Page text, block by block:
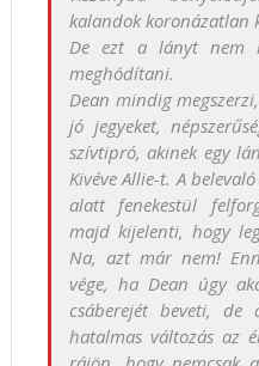
kalandok koronázatlan
De ezt a lányt nem
meghódítani.
Dean mindig
jó jegyeket,
szívtipró, akinek egy
Kivéve Allie-t. A
alatt fenekestül
majd kijelenti, hogy
Na, azt már nem!
vége, ha Dean úgy
csáberejét beveti,
hatalmas változás az